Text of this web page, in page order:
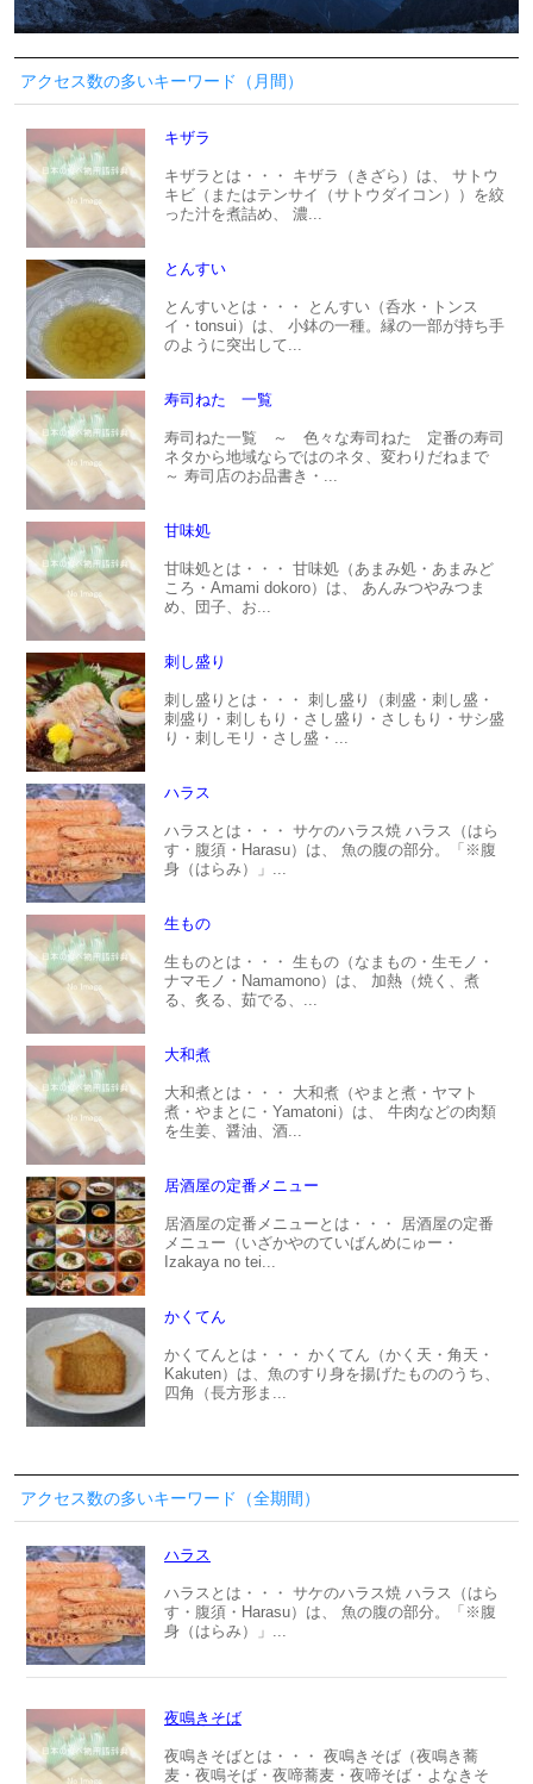
アクセス数の多いキーワード（月間）
キザラ
キザラとは・・・ キザラ（きざら）は、 サトウ
キビ（またはテンサイ（サトウダイコン））を絞
った汁を煮詰め、 濃...
とんすい
とんすいとは・・・ とんすい（呑水・トンス
イ・tonsui）は、 小鉢の一種。縁の一部が持ち手
のように突出して...
寿司ねた 一覧
寿司ねた一覧 ～ 色々な寿司ねた 定番の寿司
ネタから地域ならではのネタ、変わりだねまで
～ 寿司店のお品書き・...
甘味処
甘味処とは・・・ 甘味処（あまみ処・あまみど
ころ・Amami dokoro）は、 あんみつやみつま
め、団子、お...
刺し盛り
刺し盛りとは・・・ 刺し盛り（刺盛・刺し盛・
刺盛り・刺しもり・さし盛り・さしもり・サシ盛
り・刺しモリ・さし盛・...
ハラス
ハラスとは・・・ サケのハラス焼 ハラス（はら
す・腹須・Harasu）は、 魚の腹の部分。「※腹
身（はらみ）」...
生もの
生ものとは・・・ 生もの（なまもの・生モノ・
ナマモノ・Namamono）は、 加熱（焼く、煮
る、炙る、茹でる、...
大和煮
大和煮とは・・・ 大和煮（やまと煮・ヤマト
煮・やまとに・Yamatoni）は、 牛肉などの肉類
を生姜、醤油、酒...
居酒屋の定番メニュー
居酒屋の定番メニューとは・・・ 居酒屋の定番
メニュー（いざかやのていばんめにゅー・
Izakaya no tei...
かくてん
かくてんとは・・・ かくてん（かく天・角天・
Kakuten）は、魚のすり身を揚げたもののうち、
四角（長方形ま...
アクセス数の多いキーワード（全期間）
ハラス
ハラスとは・・・ サケのハラス焼 ハラス（はら
す・腹須・Harasu）は、 魚の腹の部分。「※腹
身（はらみ）」...
夜鳴きそば
夜鳴きそばとは・・・ 夜鳴きそば（夜鳴き蕎
麦・夜鳴そば・夜啼蕎麦・夜啼そば・よなきそ